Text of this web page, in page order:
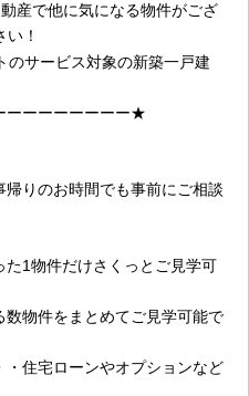
産で他に気になる物件がござ
！
のサービス対象の新築一戸建
ーーーーーーーー★
りのお時間でも事前にご相談
た1物件だけさくっとご見学可
数物件をまとめてご見学可能で
・住宅ローンやオプションなど